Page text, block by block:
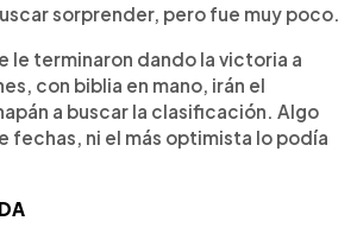
sorprender, pero fue muy poco.
le terminaron dando la victoria a
con biblia en mano, irán el
a buscar la clasificación. Algo
fechas, ni el más optimista lo podía